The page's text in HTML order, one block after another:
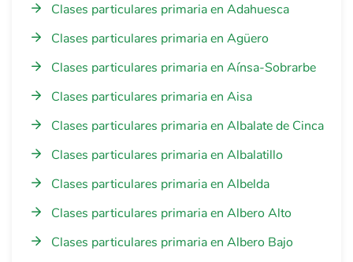
Clases particulares primaria en Adahuesca
Clases particulares primaria en Agüero
Clases particulares primaria en Aínsa-Sobrarbe
Clases particulares primaria en Aisa
Clases particulares primaria en Albalate de Cinca
Clases particulares primaria en Albalatillo
Clases particulares primaria en Albelda
Clases particulares primaria en Albero Alto
Clases particulares primaria en Albero Bajo